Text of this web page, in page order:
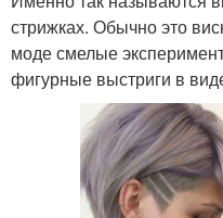
стрижках. Обычно это
моде смелые
фигурные выстриги в